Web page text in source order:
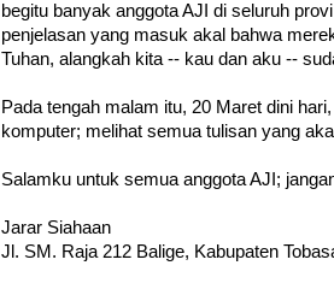
begitu banyak anggota AJI di seluruh
penjelasan yang masuk akal bahwa
Tuhan, alangkah kita -- kau dan aku --
Pada tengah malam itu, 20 Maret dini
komputer; melihat semua tulisan yang
Salamku untuk semua anggota AJI;
Jarar Siahaan
Jl. SM. Raja 212 Balige, Kabupaten